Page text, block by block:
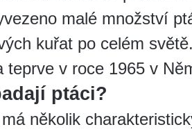
malé množství
kuřat po celém
teprve v roce 1965 v
ptáci?
několik